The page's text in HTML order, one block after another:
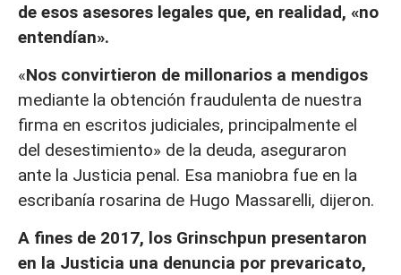
de esos asesores legales que, en realidad, «no
entendían».
«Nos convirtieron de millonarios a mendigos
mediante la obtención fraudulenta de nuestra
firma en escritos judiciales, principalmente el
del desestimiento» de la deuda, aseguraron
ante la Justicia penal. Esa maniobra fue en la
escribanía rosarina de Hugo Massarelli, dijeron.
A fines de 2017, los Grinschpun presentaron
en la Justicia una denuncia por prevaricato,